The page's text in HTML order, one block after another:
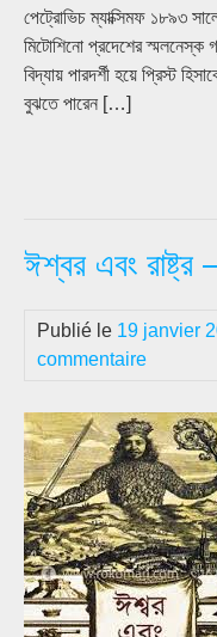
পেট্রোভিচ ম্যাক্সিমফ ১৮৯৩
মিটোশিনো প্রদেশের স্মলনেস্ক
বিদ্যায় পারদর্শী হয়ে প্রিস্ট
বুঝতে পারেন […]
ঈশ্বর এবং রাষ্ট্র
Publié le 19 janvier
commentaire